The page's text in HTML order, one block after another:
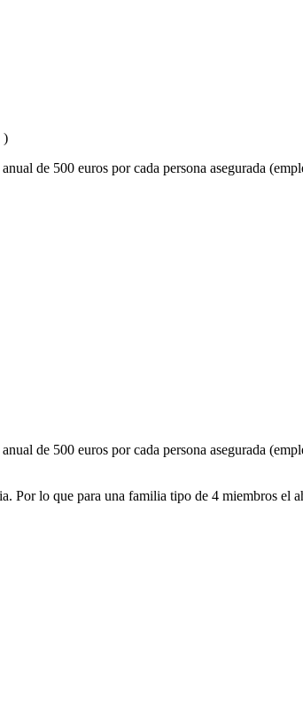
)
de 500 euros por cada persona asegurada
de 500 euros por cada persona asegurada
Por lo que para una familia tipo de 4 miembros el